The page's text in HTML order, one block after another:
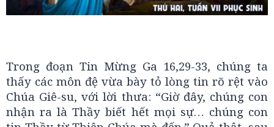
Trong đoạn Tin Mừng Ga 16,29-33, chúng ta
thấy các môn đệ vừa bày tỏ lòng tin rõ rệt vào
Chúa Giê-su, với lời thưa: “Giờ đây, chúng con
nhận ra là Thầy biết hết mọi sự… chúng con